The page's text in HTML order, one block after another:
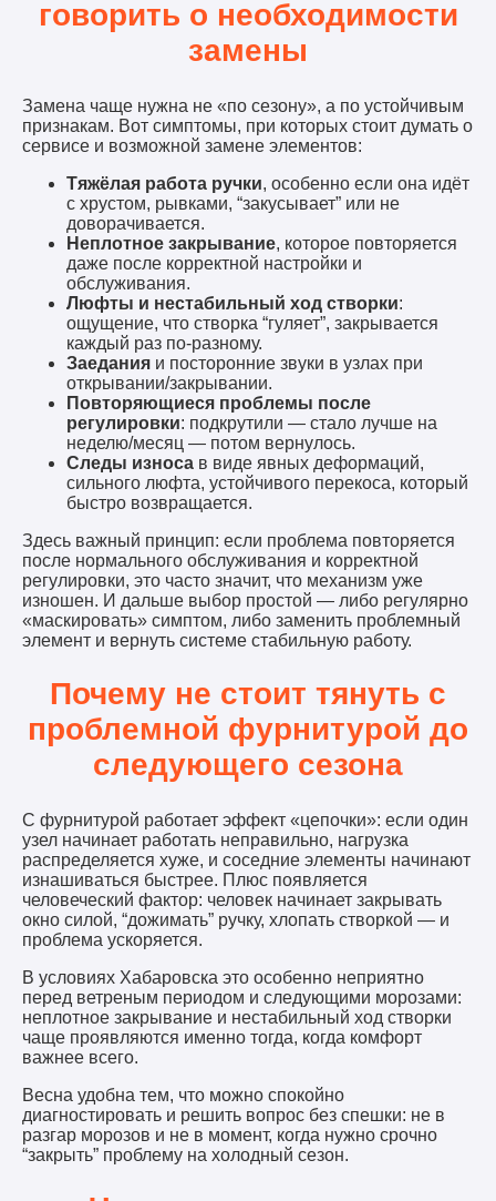
говорить о необходимости
замены
Замена чаще нужна не «по сезону», а по устойчивым
признакам. Вот симптомы, при которых стоит думать о
сервисе и возможной замене элементов:
Тяжёлая работа ручки, особенно если она идёт
с хрустом, рывками, “закусывает” или не
доворачивается.
Неплотное закрывание, которое повторяется
даже после корректной настройки и
обслуживания.
Люфты и нестабильный ход створки:
ощущение, что створка “гуляет”, закрывается
каждый раз по-разному.
Заедания и посторонние звуки в узлах при
открывании/закрывании.
Повторяющиеся проблемы после
регулировки: подкрутили — стало лучше на
неделю/месяц — потом вернулось.
Следы износа в виде явных деформаций,
сильного люфта, устойчивого перекоса, который
быстро возвращается.
Здесь важный принцип: если проблема повторяется
после нормального обслуживания и корректной
регулировки, это часто значит, что механизм уже
изношен. И дальше выбор простой — либо регулярно
«маскировать» симптом, либо заменить проблемный
элемент и вернуть системе стабильную работу.
Почему не стоит тянуть с
проблемной фурнитурой до
следующего сезона
С фурнитурой работает эффект «цепочки»: если один
узел начинает работать неправильно, нагрузка
распределяется хуже, и соседние элементы начинают
изнашиваться быстрее. Плюс появляется
человеческий фактор: человек начинает закрывать
окно силой, “дожимать” ручку, хлопать створкой — и
проблема ускоряется.
В условиях Хабаровска это особенно неприятно
перед ветреным периодом и следующими морозами:
неплотное закрывание и нестабильный ход створки
чаще проявляются именно тогда, когда комфорт
важнее всего.
Весна удобна тем, что можно спокойно
диагностировать и решить вопрос без спешки: не в
разгар морозов и не в момент, когда нужно срочно
“закрыть” проблему на холодный сезон.